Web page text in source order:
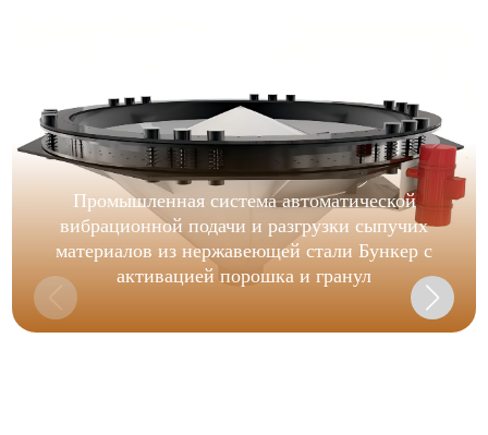
Промышленная система автоматической
вибрационной подачи и разгрузки сыпучих
материалов из нержавеющей стали Бункер с
активацией порошка и гранул